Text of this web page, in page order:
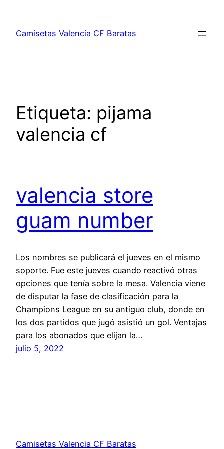
contenido
Camisetas Valencia CF Baratas
Etiqueta: pijama
valencia cf
valencia store
guam number
Los nombres se publicará el jueves en el mismo
soporte. Fue este jueves cuando reactivó otras
opciones que tenía sobre la mesa. Valencia viene
de disputar la fase de clasificación para la
Champions League en su antiguo club, donde en
los dos partidos que jugó asistió un gol. Ventajas
para los abonados que elijan la…
julio 5, 2022
Camisetas Valencia CF Baratas